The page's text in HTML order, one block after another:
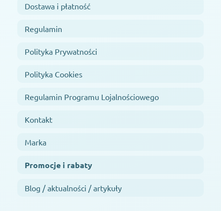
Dostawa i płatność
Regulamin
Polityka Prywatności
Polityka Cookies
Regulamin Programu Lojalnościowego
Kontakt
Marka
Promocje i rabaty
Blog / aktualności / artykuły